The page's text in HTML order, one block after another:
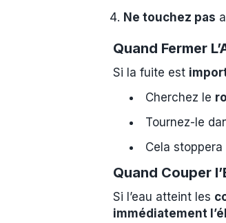
Ne touchez pas
Quand Fermer
Si la fuite est
Cherchez le
Tournez-le
Cela
Quand Couper
Si l’eau atteint les
immédiatement